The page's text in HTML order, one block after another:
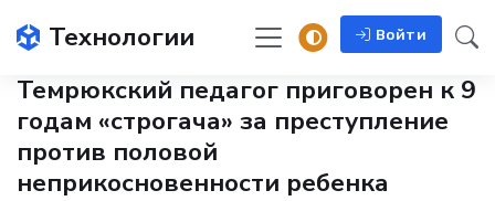
Технологии Войти
Темрюкский педагог приговорен к 9
годам «строгача» за преступление
против половой
неприкосновенности ребенка